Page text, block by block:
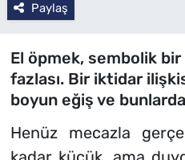
Paylaş
El öpmek, sembolik
fazlası. Bir iktidar
boyun eğiş ve
Henüz mecazla